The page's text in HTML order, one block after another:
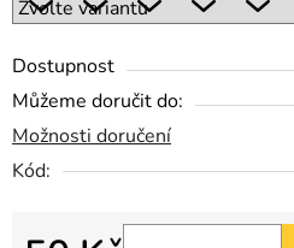
Dostupnost
Můžeme doručit do:
Možnosti doručení
Kód: